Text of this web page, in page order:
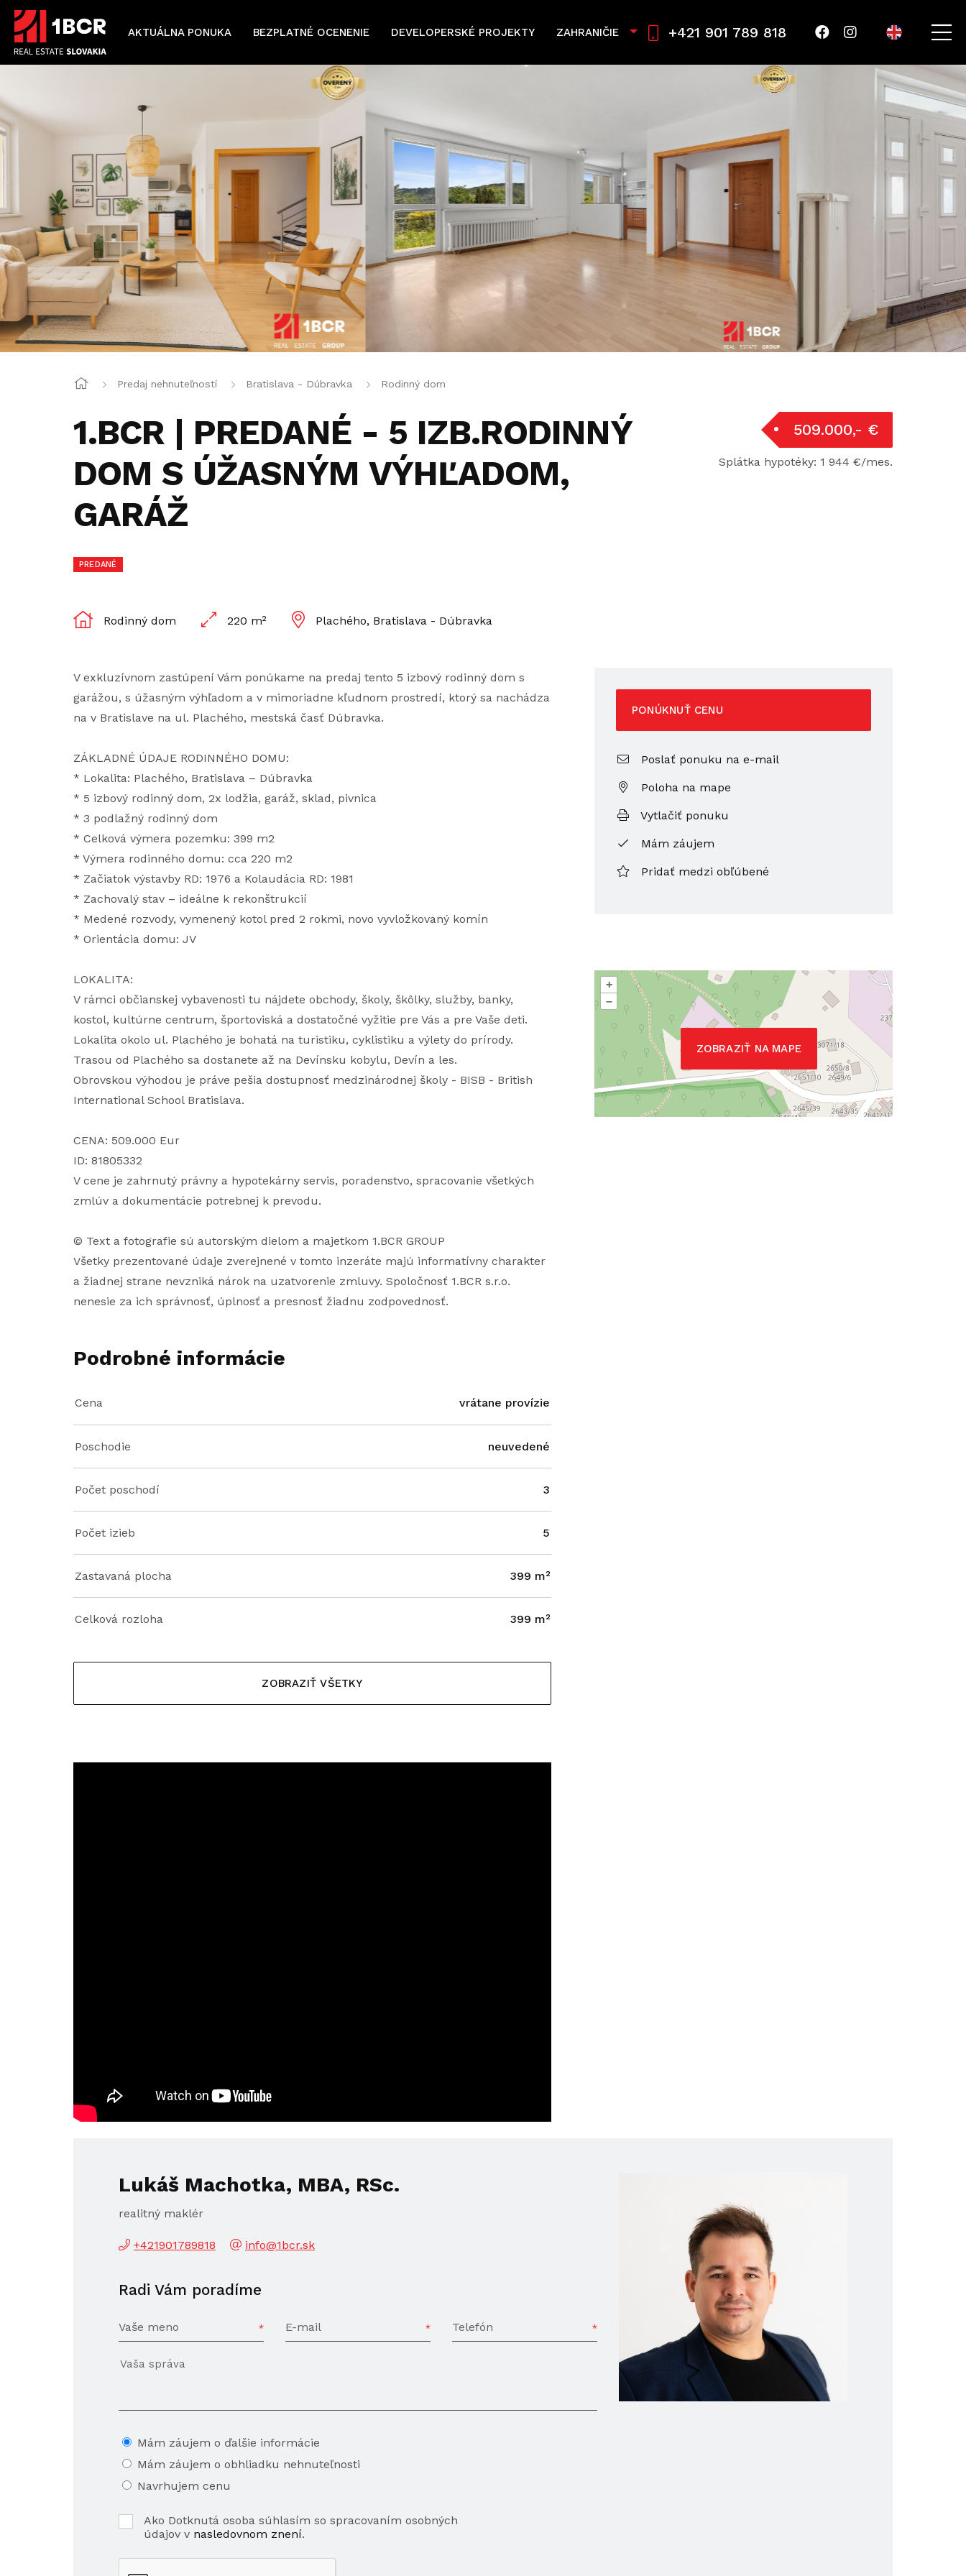
AKTUÁLNA PONUKA BEZPLATNÉ OCENENIE DEVELOPERSKÉ PROJEKTY ZAHRANIČIE +421 901 789 818
Predaj nehnuteľností Bratislava - Dúbravka Rodinný dom
1.BCR | PREDANÉ - 5 IZB.RODINNÝ
DOM S ÚŽASNÝM VÝHĽADOM,
GARÁŽ
PREDANÉ
509.000,- €
Splátka hypotéky: 1 944 €/mes.
Rodinný dom 220 m² Plachého, Bratislava - Dúbravka
V exkluzívnom zastúpení Vám ponúkame na predaj tento 5 izbový rodinný dom s
garážou, s úžasným výhľadom a v mimoriadne kľudnom prostredí, ktorý sa nachádza
na v Bratislave na ul. Plachého, mestská časť Dúbravka.
ZÁKLADNÉ ÚDAJE RODINNÉHO DOMU:
* Lokalita: Plachého, Bratislava – Dúbravka
* 5 izbový rodinný dom, 2x lodžia, garáž, sklad, pivnica
* 3 podlažný rodinný dom
* Celková výmera pozemku: 399 m2
* Výmera rodinného domu: cca 220 m2
* Začiatok výstavby RD: 1976 a Kolaudácia RD: 1981
* Zachovalý stav – ideálne k rekonštrukcií
* Medené rozvody, vymenený kotol pred 2 rokmi, novo vyvložkovaný komín
* Orientácia domu: JV
LOKALITA:
V rámci občianskej vybavenosti tu nájdete obchody, školy, škôlky, služby, banky,
kostol, kultúrne centrum, športoviská a dostatočné vyžitie pre Vás a pre Vaše deti.
Lokalita okolo ul. Plachého je bohatá na turistiku, cyklistiku a výlety do prírody.
Trasou od Plachého sa dostanete až na Devínsku kobylu, Devín a les.
Obrovskou výhodou je práve pešia dostupnosť medzinárodnej školy - BISB - British
International School Bratislava.
CENA: 509.000 Eur
ID: 81805332
V cene je zahrnutý právny a hypotekárny servis, poradenstvo, spracovanie všetkých
zmlúv a dokumentácie potrebnej k prevodu.
© Text a fotografie sú autorským dielom a majetkom 1.BCR GROUP
Všetky prezentované údaje zverejnené v tomto inzeráte majú informatívny charakter
a žiadnej strane nevzniká nárok na uzatvorenie zmluvy. Spoločnosť 1.BCR s.r.o.
nenesie za ich správnosť, úplnosť a presnosť žiadnu zodpovednosť.
Podrobné informácie
Cena vrátane provízie
Poschodie neuvedené
Počet poschodí 3
Počet izieb 5
Zastavaná plocha 399 m²
Celková rozloha 399 m²
ZOBRAZIŤ VŠETKY
PONÚKNUŤ CENU
Poslať ponuku na e-mail
Poloha na mape
Vytlačiť ponuku
Mám záujem
Pridať medzi obľúbené
ZOBRAZIŤ NA MAPE
+
–
Lukáš Machotka, MBA, RSc.
realitný maklér
+421901789818 info@1bcr.sk
Radi Vám poradíme
Vaše meno E-mail Telefón
Mám záujem o ďalšie informácie
Mám záujem o obhliadku nehnuteľnosti
Navrhujem cenu
Ako Dotknutá osoba súhlasím so spracovaním osobných
údajov v nasledovnom znení.